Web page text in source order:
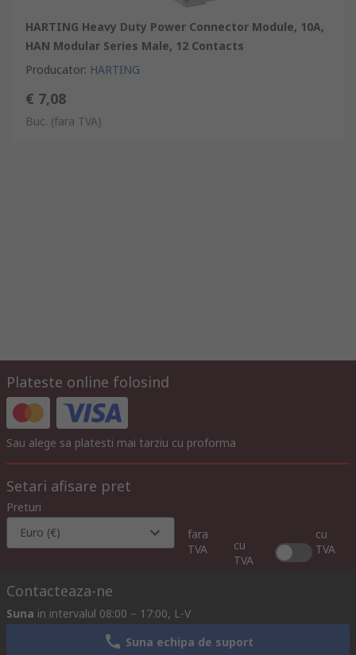
HARTING Heavy Duty Power Connector Module, 10A,
HAN Modular Series Male, 12 Contacts
Producator: HARTING
€ 7,08
Buc. (fara TVA)
Plateste online folosind
Sau alege sa platesti mai tarziu cu proforma
Setari afisare pret
Preturi
Euro (€)
fara
TVA
cu
TVA
cu
TVA
Contacteaza-ne
Suna in intervalul 08:00 – 17:00, L-V
Suna echipa de suport